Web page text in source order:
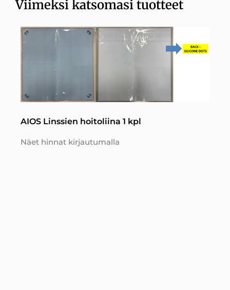
Viimeksi katsomasi tuotteet
AIOS Linssien hoitoliina 1 kpl
Näet hinnat kirjautumalla